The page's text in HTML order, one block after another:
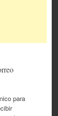
para